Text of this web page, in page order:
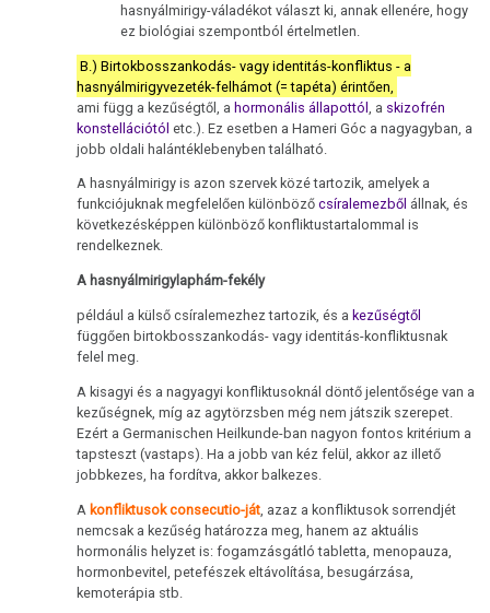
hasnyálmirigy-váladékot választ ki, annak ellenére, hogy
ez biológiai szempontból értelmetlen.
B.) Birtokbosszankodás- vagy identitás-konfliktus - a
hasnyálmirigyvezeték-felhámot (= tapéta) érintően,
ami függ a kezűségtől, ahormonális állapottól , a skizofrén
konstellációtól etc.). Ez esetben a Hameri Góc a nagyagyban, a
jobb oldali halántéklebenyben található.
A hasnyálmirigy is azon szervek közé tartozik, amelyek a
funkciójuknak megfelelően különbözőcsíralemezből állnak, és
következésképpen különböző konfliktustartalommal is
rendelkeznek.
A hasnyálmirigylaphám-fekély
például a külső csíralemezhez tartozik, és a kezűségtől
függően birtokbosszankodás- vagy identitás-konfliktusnak
felel meg.
A kisagyi és a nagyagyi konfliktusoknál döntő jelentősége van a
kezűségnek, míg az agytörzsben még nem játszik szerepet.
Ezért a Germanischen Heilkunde-ban nagyon fontos kritérium a
tapsteszt (vastaps). Ha a jobb van kéz felül, akkor az illető
jobbkezes, ha fordítva, akkor balkezes.
A konfliktusok consecutio-ját , azaz a konfliktusok sorrendjét
nemcsak a kezűség határozza meg, hanem az aktuális
hormonális helyzet is: fogamzásgátló tabletta, menopauza,
hormonbevitel, petefészek eltávolítása, besugárzása,
kemoterápia stb.